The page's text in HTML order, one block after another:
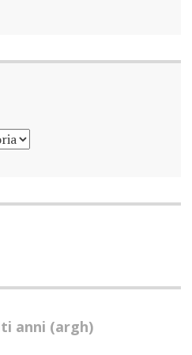
anni (argh)